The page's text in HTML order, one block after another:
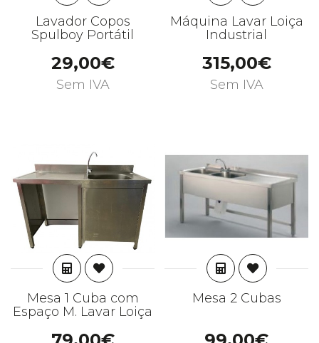
Lavador Copos
Spulboy Portátil
29,00€
Sem IVA
Máquina Lavar Loiça
Industrial
315,00€
Sem IVA
ADICIONAR
Mesa 1 Cuba com
Espaço M. Lavar Loiça
ADICIONAR
Mesa 2 Cubas